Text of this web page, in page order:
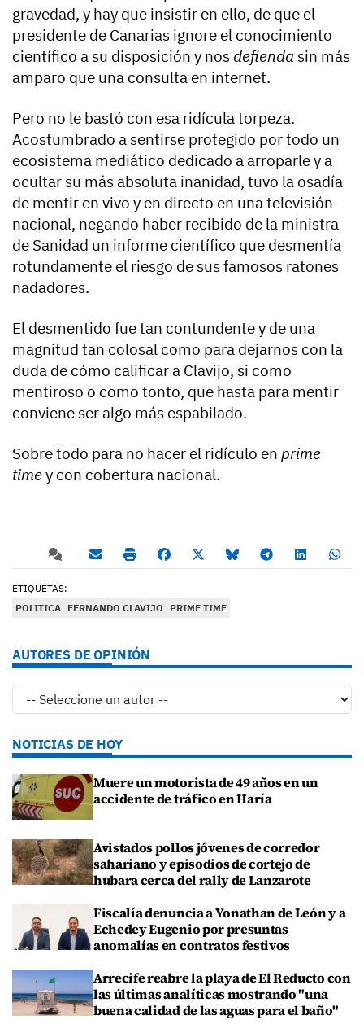
gravedad, y hay que insistir en ello, de que el
presidente de Canarias ignore el conocimiento
científico a su disposición y nos defienda sin más
amparo que una consulta en internet.
Pero no le bastó con esa ridícula torpeza.
Acostumbrado a sentirse protegido por todo un
ecosistema mediático dedicado a arroparle y a
ocultar su más absoluta inanidad, tuvo la osadía
de mentir en vivo y en directo en una televisión
nacional, negando haber recibido de la ministra
de Sanidad un informe científico que desmentía
rotundamente el riesgo de sus famosos ratones
nadadores.
El desmentido fue tan contundente y de una
magnitud tan colosal como para dejarnos con la
duda de cómo calificar a Clavijo, si como
mentiroso o como tonto, que hasta para mentir
conviene ser algo más espabilado.
Sobre todo para no hacer el ridículo en prime
timey con cobertura nacional.
ETIQUETAS:
POLITICA FERNANDO CLAVIJO PRIME TIME
AUTORES DE OPINIÓN
NOTICIAS DE HOY
Muere un motorista de 49 años en un
accidente de tráfico en Haría
Avistados pollos jóvenes de corredor
sahariano y episodios de cortejo de
hubara cerca del rally de Lanzarote
Fiscalía denuncia a Yonathan de León y a
Echedey Eugenio por presuntas
anomalías en contratos festivos
Arrecife reabre la playa de El Reducto con
las últimas analíticas mostrando "una
buena calidad de las aguas para el baño"